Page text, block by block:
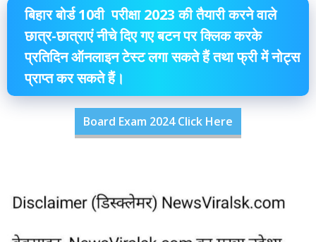
बिहार बोर्ड 10वी परीक्षा 2023 की तैयारी करने वाले
छात्र-छात्राएं नीचे दिए गए बटन पर क्लिक करके
प्रतिदिन ऑनलाइन टेस्ट लगा सकते हैं तथा फ्री में नोट्स
प्राप्त कर सकते हैं।
Board Exam 2024 Click Here